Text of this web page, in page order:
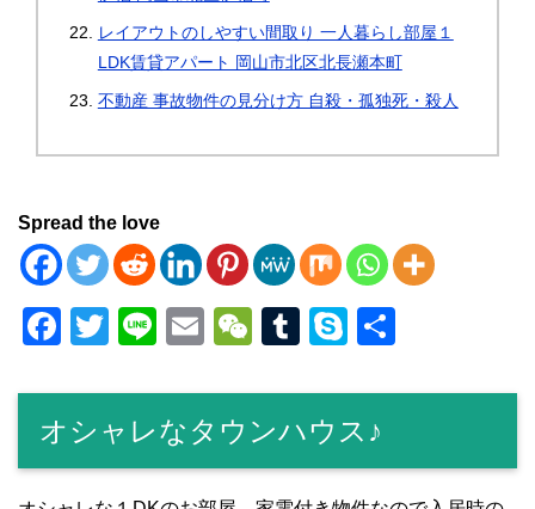
レイアウトのしやすい間取り 一人暮らし部屋１
LDK賃貸アパート 岡山市北区北長瀬本町
不動産 事故物件の見分け方 自殺・孤独死・殺人
Spread the love
F
c
e
b
T
tt
er
Li
e
E
ail
W
C
h
at
T
m
bl
r
S
p
e
オシャレなタウンハウス♪